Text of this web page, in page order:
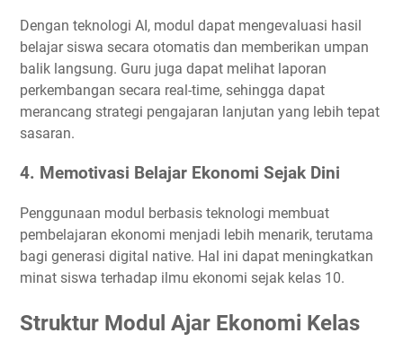
Dengan teknologi AI, modul dapat mengevaluasi hasil
belajar siswa secara otomatis dan memberikan umpan
balik langsung. Guru juga dapat melihat laporan
perkembangan secara real-time, sehingga dapat
merancang strategi pengajaran lanjutan yang lebih tepat
sasaran.
4. Memotivasi Belajar Ekonomi Sejak Dini
Penggunaan modul berbasis teknologi membuat
pembelajaran ekonomi menjadi lebih menarik, terutama
bagi generasi digital native. Hal ini dapat meningkatkan
minat siswa terhadap ilmu ekonomi sejak kelas 10.
Struktur Modul Ajar Ekonomi Kelas